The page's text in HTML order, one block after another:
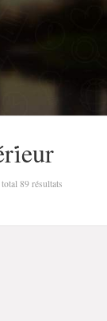
total 89 résultats